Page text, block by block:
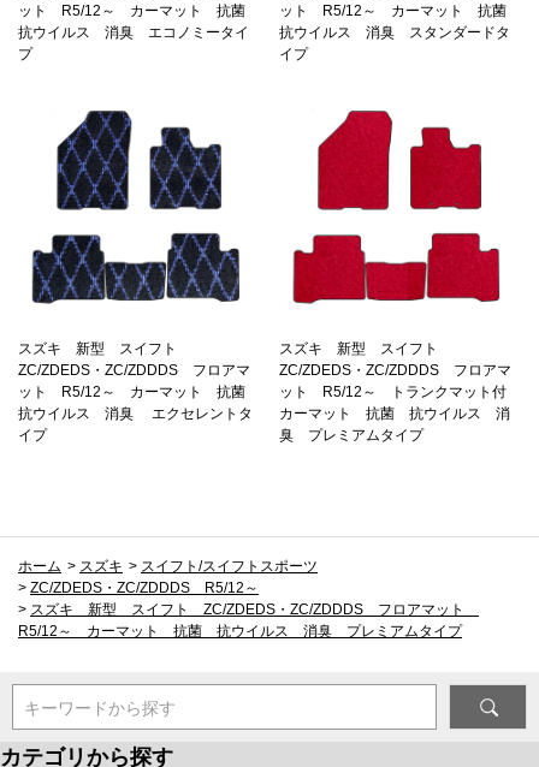
ット R5/12～ カーマット 抗菌
抗ウイルス 消臭 エコノミータイ
プ
ット R5/12～ カーマット 抗菌
抗ウイルス 消臭 スタンダードタ
イプ
スズキ 新型 スイフト
ZC/ZDEDS・ZC/ZDDDS フロアマ
ット R5/12～ カーマット 抗菌
抗ウイルス 消臭 エクセレントタ
イプ
スズキ 新型 スイフト
ZC/ZDEDS・ZC/ZDDDS フロアマ
ット R5/12～ トランクマット付
カーマット 抗菌 抗ウイルス 消
臭 プレミアムタイプ
ホーム > スズキ > スイフト/スイフトスポーツ
> ZC/ZDEDS・ZC/ZDDDS R5/12～
> スズキ 新型 スイフト ZC/ZDEDS・ZC/ZDDDS フロアマット
R5/12～ カーマット 抗菌 抗ウイルス 消臭 プレミアムタイプ
キーワードから探す
カテゴリから探す